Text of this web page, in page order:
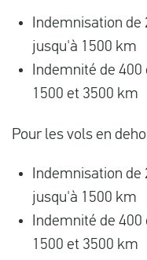
Indemnisation de
jusqu'à 1500 km
Indemnité de 400
1500 et 3500 km
Pour les vols en
Indemnisation de
jusqu'à 1500 km
Indemnité de 400
1500 et 3500 km